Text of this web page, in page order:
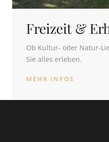
Freizeit &
Ob Kultur- oder Natur-
Sie alles erleben.
MEHR INFOS